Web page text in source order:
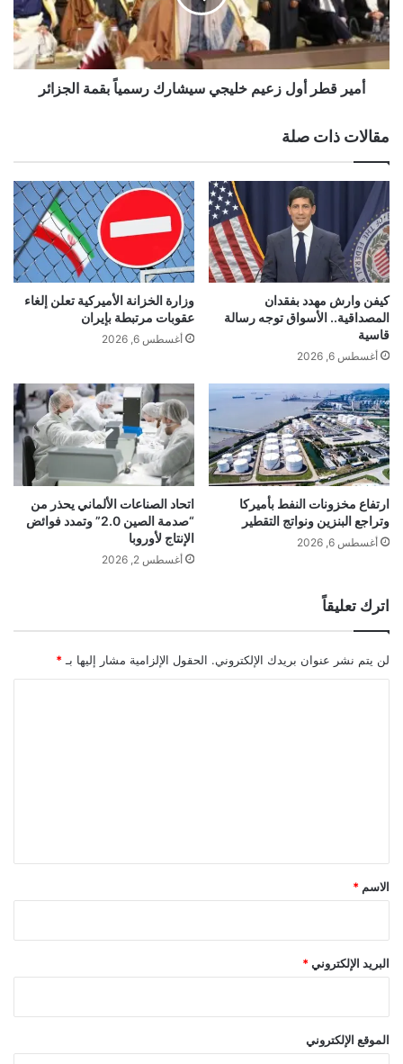
ع
د
إ
س
و
ز
ي
ة
ا
ل
د
ا
خ
ل
ي
.
.
و
ق
ط
ر
ت
ج
د
ت
ي
ط
ر
أ
و
ي
م
خ
ي
ج
ي
س
ي
ش
ا
ر
ر
س
م
ي
اً
ب
ق
م
ة
ج
ز
ا
ئ
أمير قطر أول زعيم خليجي سيشارك رسمياً بقمة الجزائر
مقالات ذات صلة
كيفن وارش مهدد بفقدان
المصداقية.. الأسواق توجه رسالة
قاسية
أغسطس 6, 2026
وزارة الخزانة الأميركية تعلن إلغاء
عقوبات مرتبطة بإيران
أغسطس 6, 2026
ارتفاع مخزونات النفط بأميركا
وتراجع البنزين ونواتج التقطير
أغسطس 6, 2026
اتحاد الصناعات الألماني يحذر من
“صدمة الصين 2.0” وتمدد فوائض
الإنتاج لأوروبا
أغسطس 2, 2026
اترك تعليقاً
لن يتم نشر عنوان بريدك الإلكتروني. الحقول الإلزامية مشار إليها بـ *
*
الاسم *
البريد الإلكتروني*
الموقع الإلكتروني